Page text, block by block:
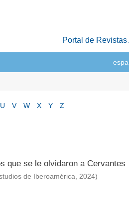
Portal de
U V W X Y Z
que se le olvidaron a Cervantes
de Iberoamérica, 2024)